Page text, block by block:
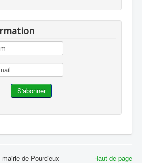
Haut de page
de Pourcieux